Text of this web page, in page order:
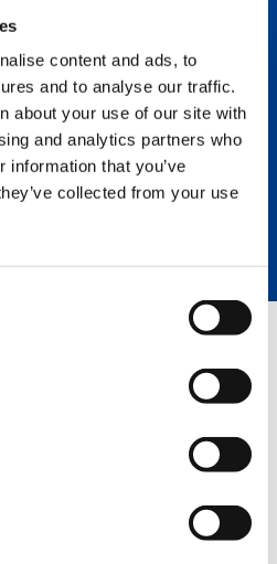
content and ads, to
and to analyse our traffic.
about your use of our site with
and analytics partners who
information that you’ve
collected from your use
per applicazioni di
con configurazioni a
caso dei progetti di
l’erezione di turbine
di centrali elettriche.
– BOOM
1